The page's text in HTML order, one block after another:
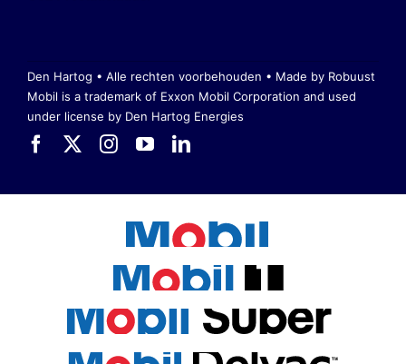
Den Hartog • Alle rechten voorbehouden • Made by Robuust
Mobil is a trademark of Exxon Mobil Corporation and used
under license by Den Hartog Energies